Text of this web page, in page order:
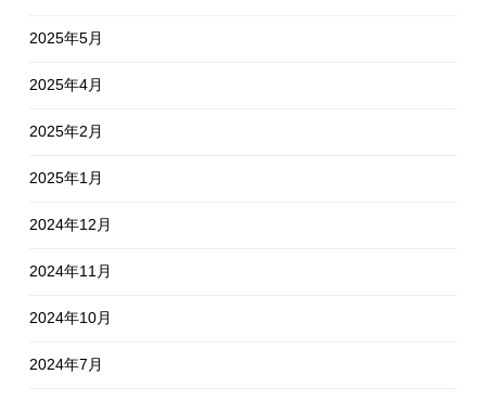
2025年5月
2025年4月
2025年2月
2025年1月
2024年12月
2024年11月
2024年10月
2024年7月